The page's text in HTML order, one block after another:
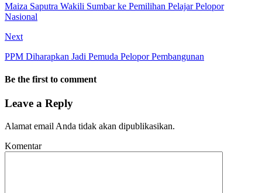
Maiza Saputra Wakili Sumbar ke Pemilihan Pelajar Pelopor
Nasional
Next
PPM Diharapkan Jadi Pemuda Pelopor Pembangunan
Be the first to comment
Leave a Reply
Alamat email Anda tidak akan dipublikasikan.
Komentar